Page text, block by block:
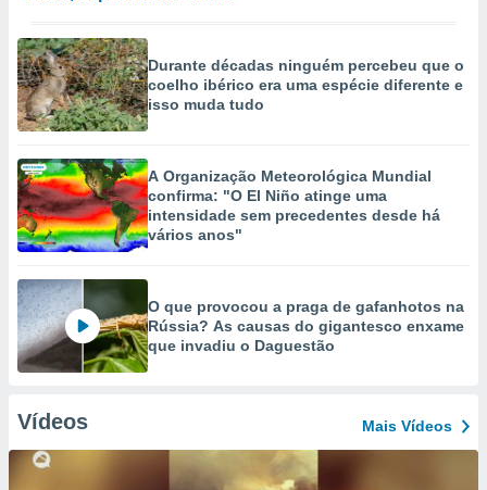
Durante décadas ninguém percebeu que o
coelho ibérico era uma espécie diferente e
isso muda tudo
A Organização Meteorológica Mundial
confirma: "O El Niño atinge uma
intensidade sem precedentes desde há
vários anos"
O que provocou a praga de gafanhotos na
Rússia? As causas do gigantesco enxame
que invadiu o Daguestão
Vídeos Mais Vídeos